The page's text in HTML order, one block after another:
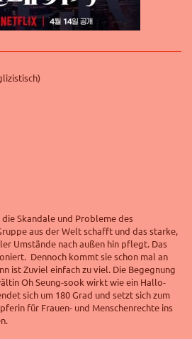
Skandale und Probleme des
aus der Welt schafft und das starke,
Umstände nach außen hin pflegt. Das
Dennoch kommt sie schon mal an
ist Zuviel einfach zu viel. Die Begegnung
Oh Seung-sook wirkt wie ein Hallo-
sich um 180 Grad und setzt sich zum
für Frauen- und Menschenrechte ins